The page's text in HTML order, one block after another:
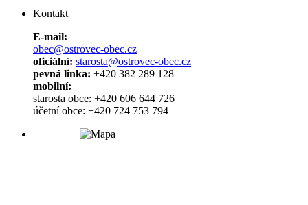
Kontakt
E-mail:
obec@ostrovec-obec.cz
oficiální: starosta@ostrovec-obec.cz
pevná linka: +420 382 289 128
mobilní:
starosta obce: +420 606 644 726
účetní obce: +420 724 753 794